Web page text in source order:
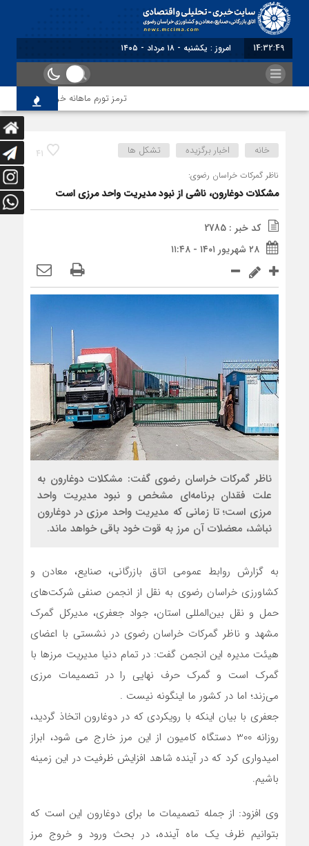
14:32:49 برابر با : Su
ترمز تورم ماهانه خراسان رضوی
41 خانه اخبار برگزیده تشکل ها
ناظر گمرکات خراسان رضوی:
مشکلات دوغارون، ناشی از نبود مدیریت واحد مرزی است
کد خبر : 2785
۲۸ شهریور ۱۴۰۱ - ۱۱:۴۸
ناظر گمرکات خراسان رضوی گفت: مشکلات دوغارون به
علت فقدان برنامه‌ای مشخص و نبود مدیریت واحد
مرزی است؛ تا زمانی که مدیریت واحد مرزی در دوغارون
نباشد، معضلات آن مرز به قوت خود باقی خواهد ماند.
به گزارش روابط عمومی اتاق بازرگانی، صنایع، معادن و
کشاورزی خراسان رضوی به نقل از انجمن صنفی شرکت‌های
حمل و نقل بین‌المللی استان، جواد جعفری، مدیرکل گمرک
مشهد و ناظر گمرکات خراسان رضوی در نشستی با اعضای
هیئت مدیره این انجمن گفت: در تمام دنیا مدیریت مرزها با
گمرک است و گمرک حرف نهایی را در تصمیمات مرزی
می‌زند؛ اما در کشور ما اینگونه نیست .
جعفری با بیان اینکه با رویکردی که در دوغارون اتخاذ گردید،
روزانه 300 دستگاه کامیون از این مرز خارج می شود، ابراز
امیدواری کرد که در آینده شاهد افزایش ظرفیت در این زمینه
باشیم.
وی افزود: از جمله تصمیمات ما برای دوغارون این است که
بتوانیم ظرف یک ماه آینده، در بحث ورود و خروج مرز